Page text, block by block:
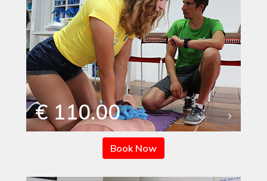
€ 110.00
Book Now